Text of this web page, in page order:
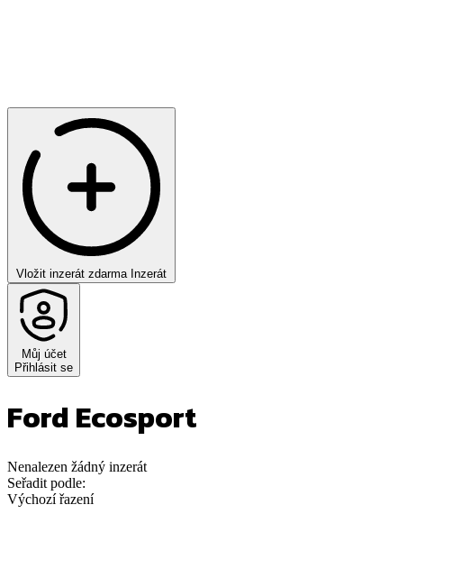
Vložit inzerát zdarma Inzerát
Můj účet
Přihlásit se
Ford Ecosport
Nenalezen žádný inzerát
Seřadit podle:
Výchozí řazení